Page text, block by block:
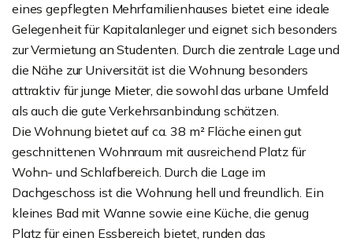
eines gepflegten Mehrfamilienhauses bietet eine ideale
Gelegenheit für Kapitalanleger und eignet sich besonders
zur Vermietung an Studenten. Durch die zentrale Lage und
die Nähe zur Universität ist die Wohnung besonders
attraktiv für junge Mieter, die sowohl das urbane Umfeld
als auch die gute Verkehrsanbindung schätzen.
Die Wohnung bietet auf ca. 38 m² Fläche einen gut
geschnittenen Wohnraum mit ausreichend Platz für
Wohn- und Schlafbereich. Durch die Lage im
Dachgeschoss ist die Wohnung hell und freundlich. Ein
kleines Bad mit Wanne sowie eine Küche, die genug
Platz für einen Essbereich bietet, runden das